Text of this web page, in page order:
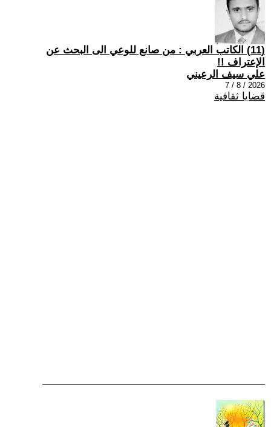
(11) الكاتب العربي : من صانع للوعي الى البحث عن
الإعتراف !!
علي سيف الرعيني
2026 / 8 / 7
قضايا ثقافية